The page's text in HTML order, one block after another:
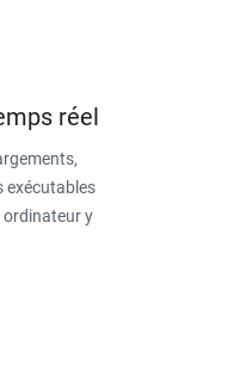
réel
exécutables
y